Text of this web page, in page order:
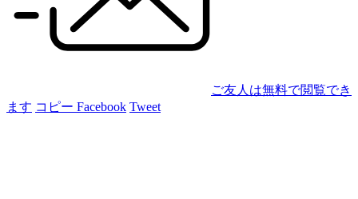
ご友人は無料で閲覧でき
ます コピー Facebook Tweet